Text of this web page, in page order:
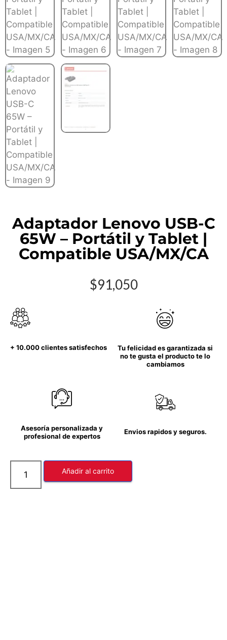
Adaptador Lenovo USB-C
65W – Portátil y Tablet |
Compatible USA/MX/CA
$91,050
+ 10.000 clientes satisfechos
Tu felicidad es garantizada si
no te gusta el producto te lo
cambiamos
Asesoría personalizada y
profesional de expertos
Envios rapidos y seguros.
Añadir al carrito